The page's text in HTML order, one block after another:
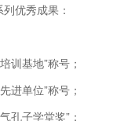
优秀成果：
训基地”称号；
进单位”称号；
孔子学堂奖”；